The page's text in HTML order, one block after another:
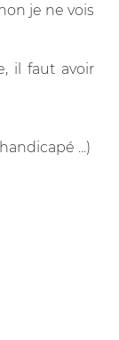
je ne vois
il faut avoir
...)